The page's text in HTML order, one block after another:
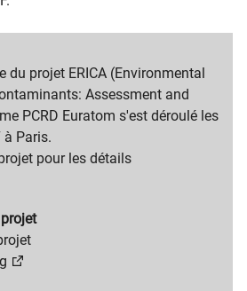
du projet ERICA (Environmental
Assessment and
PCRD Euratom s'est déroulé les
à Paris.
pour les détails